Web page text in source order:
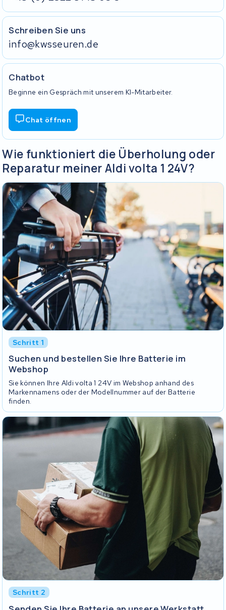
Schreiben Sie uns
info@kwsseuren.de
Chatbot
Beginne ein Gespräch mit unserem KI-Mitarbeiter.
Chat öffnen
Wie funktioniert die Überholung oder
Reparatur meiner Aldi volta 1 24V?
Schritt 1
Suchen und bestellen Sie Ihre Batterie im
Webshop
Sie können Ihre Aldi volta 1 24V im Webshop anhand des
Markennamens oder der Modellnummer auf der Batterie
finden.
Schritt 2